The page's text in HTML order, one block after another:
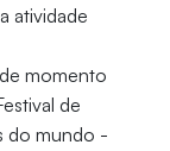
atividade
momento
de
do mundo -